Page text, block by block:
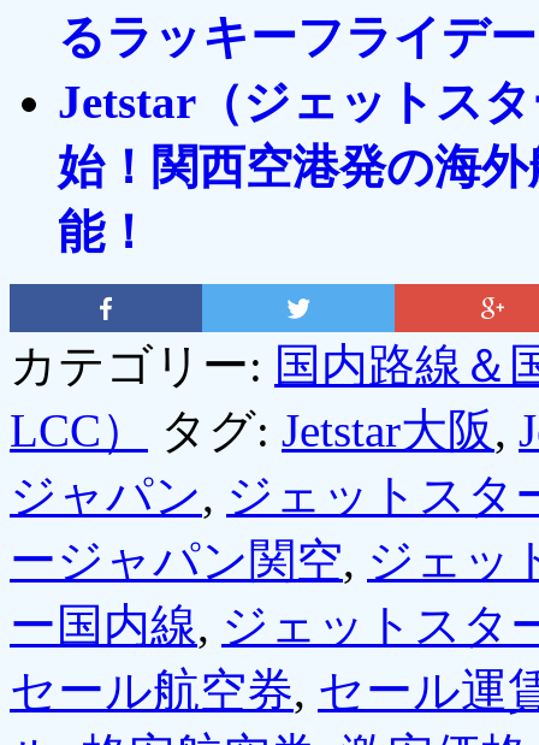
るラッキーフライデ
Jetstar（ジェットス
始！関西空港発の海
能！
カテゴリー: 国内路線＆
LCC）
タグ: Jetstar大阪,
ジャパン, ジェットスタ
ージャパン関空, ジェッ
ー国内線, ジェットスタ
セール航空券, セール運